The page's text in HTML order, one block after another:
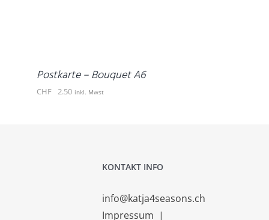
Postkarte – Bouquet A6
CHF 2.50 inkl. Mwst
KONTAKT INFO
info@katja4seasons.ch
Impressum |